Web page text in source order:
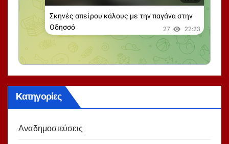
Kατηγορίες
Αναδημοσιεύσεις